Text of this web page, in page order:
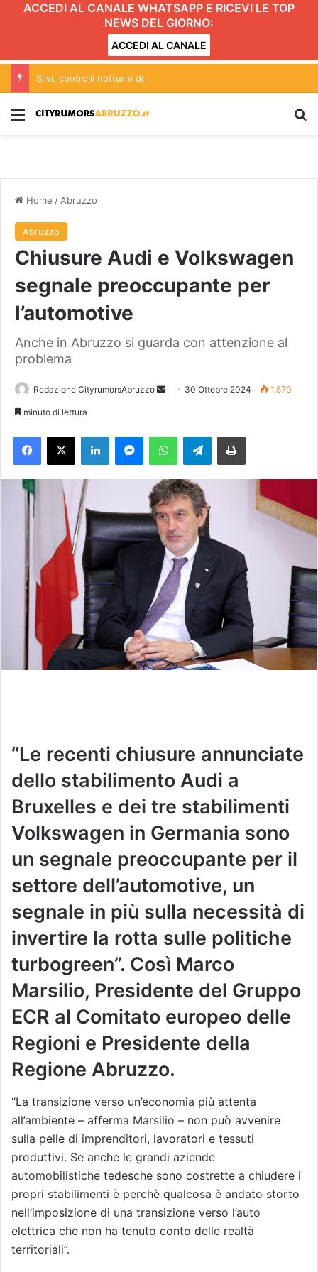
ACCEDI AL CANALE WHATSAPP E RICEVI LE TOP
NEWS DEL GIORNO:
ACCEDI AL CANALE
Menu
Home /Abruzzo
Abruzzo
Chiusure Audi e Volkswagen
segnale preoccupante per
l’automotive
Anche in Abruzzo si guarda con attenzione al
problema
Redazione CityrumorsAbruzzo
a
n
'
e
m
a
i
l
30 Ottobre 2024 1.570
minuto di lettura
Telegram
“Le recenti chiusure annunciate
dello stabilimento Audi a
Bruxelles e dei tre stabilimenti
Volkswagen in Germania sono
un segnale preoccupante per il
settore dell’automotive, un
segnale in più sulla necessità di
invertire la rotta sulle politiche
turbogreen”. Così Marco
Marsilio, Presidente del Gruppo
ECR al Comitato europeo delle
Regioni e Presidente della
Regione Abruzzo.
“La transizione verso un’economia più attenta
all’ambiente – afferma Marsilio – non può avvenire
sulla pelle di imprenditori, lavoratori e tessuti
produttivi. Se anche le grandi aziende
automobilistiche tedesche sono costrette a chiudere i
propri stabilimenti è perchè qualcosa è andato storto
nell’imposizione di una transizione verso l’auto
elettrica che non ha tenuto conto delle realtà
territoriali”.